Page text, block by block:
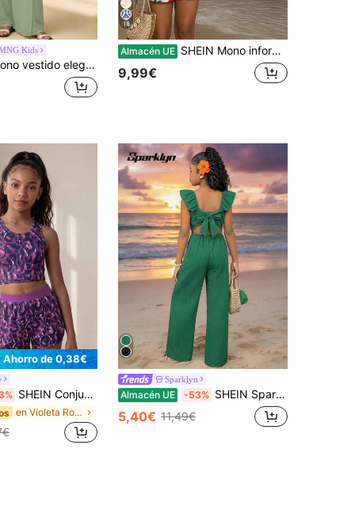
Kids
con cuello redondo, sin mangas, cintura fruncida, patchwork y plisado, de tela ligera y suave, adecuado para vacaciones, graduación, regreso a la escuela, temporada de bodas, diversas fiestas de baile y ocasiones formales
18
Almacén UE SHEIN Mono informal con mangas de volantes y estampado floral para niñas preadolescentes
9,99€
Ahorro de 0,38€
SHEIN Conjunto deportivo de top de tirantes y shorts con estampado de camuflaje para niña preadolescente
en Violeta Ropa deportiva para niñas preadolescent
Sparklyn
Almacén UE -53% SHEIN Sparklyn Mono sin mangas para niñas, diseño de espalda hueca, gran lazo decorativo, manga corta, adecuado para uso casual diario en primavera/verano
5,40€ 11,49€